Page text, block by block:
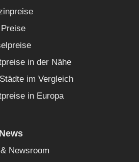
in der Nähe
im Vergleich
in Europa
Newsroom